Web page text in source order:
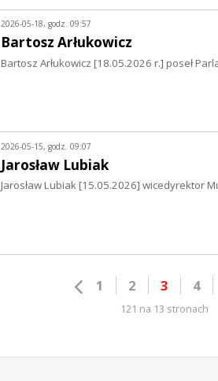
2026-05-18, godz. 09:57
Bartosz Arłukowicz
Bartosz Arłukowicz [18.05.2026 r.] poseł
2026-05-15, godz. 09:07
Jarosław Lubiak
Jarosław Lubiak [15.05.2026] wicedyrektor
1 2 3 4
121 na 13 stronach